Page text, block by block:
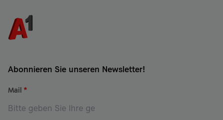
Abonnieren Sie unseren Newsletter!
Mail *